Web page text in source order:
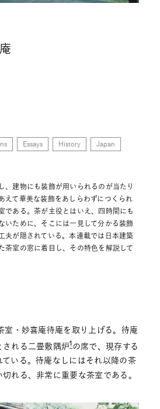
Essays History Japan
、建物にも装飾が用いられるのが当たり
えて華美な装飾をあしらわずにつくられ
である。茶が主役とはいえ、四時間にも
いために、そこには一見して分かる装飾
夫が隠されている。本連載では日本建築
茶室の窓に着目し、その特色を解説して
室・妙喜庵待庵を取り上げる。待庵
される二畳敷隅炉1の席で、現存する
ている。待庵なしにはそれ以降の茶
れる、非常に重要な茶室である。